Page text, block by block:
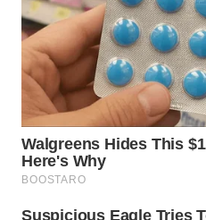
KUNINGAN
WN
MAJALENGKA
WN
SUBANG
WN
SUKABUMI